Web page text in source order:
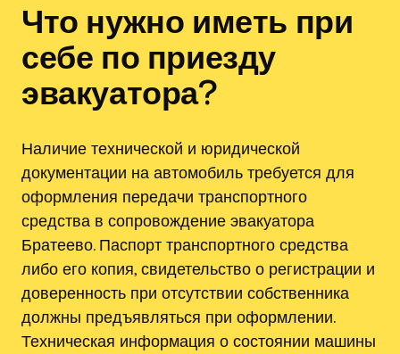
Что нужно иметь при
себе по приезду
эвакуатора?
Наличие технической и юридической
документации на автомобиль требуется для
оформления передачи транспортного
средства в сопровождение эвакуатора
Братеево. Паспорт транспортного средства
либо его копия, свидетельство о регистрации и
доверенность при отсутствии собственника
должны предъявляться при оформлении.
Техническая информация о состоянии машины